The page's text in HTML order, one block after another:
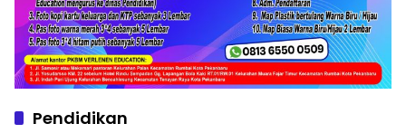
Pendidikan